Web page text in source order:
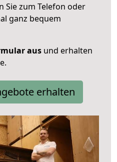
Sie zum Telefon oder
ganz bequem
aus und erhalten
erhalten